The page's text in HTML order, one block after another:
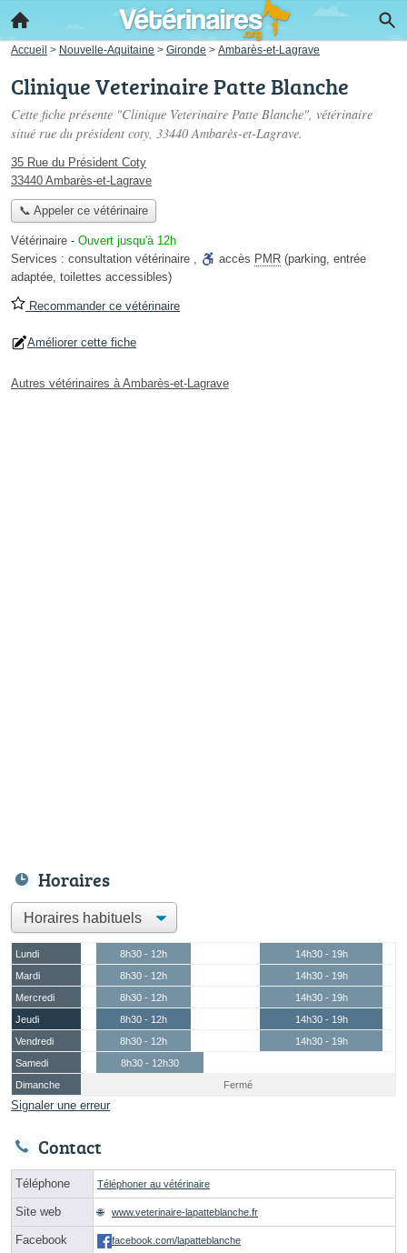
Accueil > Nouvelle-Aquitaine > Gironde > Ambarès-et-Lagrave
Clinique Veterinaire Patte Blanche
Cette fiche présente "Clinique Veterinaire Patte Blanche", vétérinaire
situé rue du président coty, 33440 Ambarès-et-Lagrave.
35 Rue du Président Coty
33440 Ambarès-et-Lagrave
📞 Appeler ce vétérinaire
Vétérinaire - Ouvert jusqu'à 12h
Services : consultation vétérinaire , accès PMR (parking, entrée
adaptée, toilettes accessibles)
Recommander ce vétérinaire
Améliorer cette fiche
Autres vétérinaires à Ambarès-et-Lagrave
Horaires
Lundi 8h30 - 12h
14h30 - 19h
Mardi
8h30 - 12h
14h30 - 19h
Mercredi
8h30 - 12h
14h30 - 19h
Jeudi
8h30 - 12h
14h30 - 19h
Vendredi
8h30 - 12h
14h30 - 19h
Samedi
8h30 - 12h30
Dimanche
Fermé
Signaler une erreur
Contact
Téléphone Téléphoner au vétérinaire
Site web www.veterinaire-lapatteblanche.fr
Facebook facebook.com/lapatteblanche